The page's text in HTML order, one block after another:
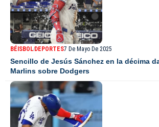
BÉISBOLDEPORTES7 De Mayo De 2025
Sencillo de Jesús Sánchez en la décima
Marlins sobre Dodgers